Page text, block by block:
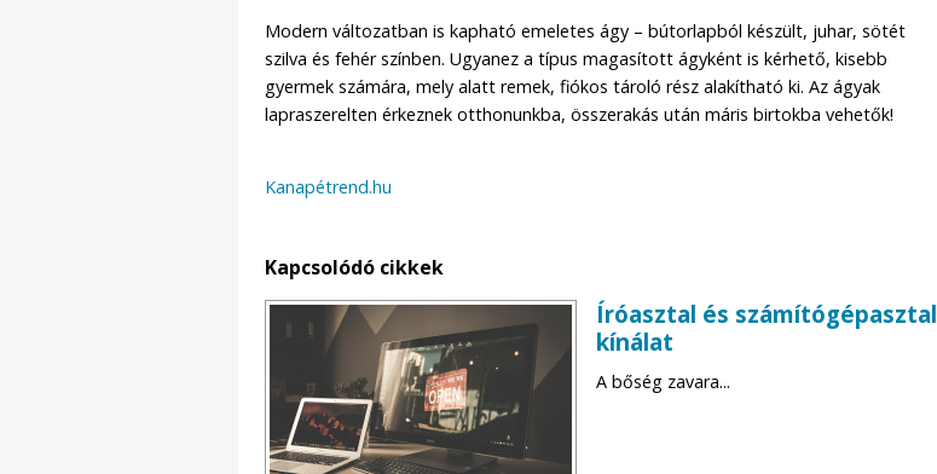
Modern változatban is kapható emeletes ágy – bútorlapból készült, juhar, sötét
szilva és fehér színben. Ugyanez a típus magasított ágyként is kérhető, kisebb
gyermek számára, mely alatt remek, fiókos tároló rész alakítható ki. Az ágyak
lapraszerelten érkeznek otthonunkba, összerakás után máris birtokba vehetők!
Kanapétrend.hu
Kapcsolódó cikkek
Íróasztal és számítógépasztal
kínálat
A bőség zavara...